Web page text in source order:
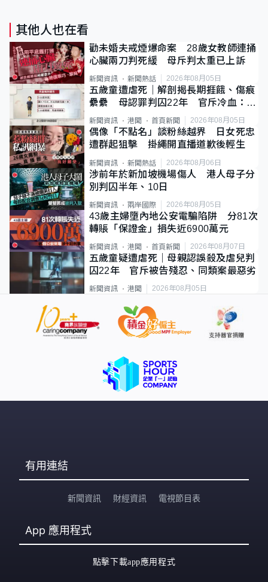
其他人也在看
勸未婚夫戒煙爆命案 28歲女教師連捅
心臟兩刀判死緩 母斥判太重已上訴
新聞資訊 新聞熱話 2026年08月05日
五歲童遭虐死｜解剖揭長期捱餓、傷痕
纍纍 母認罪判囚22年 官斥冷血：同
類案最惡劣
新聞資訊 港聞 首頁新聞 2026年08月05日
偶像「不點名」談粉絲越界 日女死忠
遭群起狙擊 掛繩開直播道歉後輕生
新聞資訊 新聞熱話 2026年08月06日
涉前年於新加坡機場傷人 港人母子分
別判囚半年、10日
新聞資訊 兩岸國際 2026年08月05日
43歲主婦墮內地公安電騙陷阱 分81次
轉賬「保證金」損失近6900萬元
新聞資訊 港聞 首頁新聞 2026年08月07日
五歲童疑遭虐死｜母親認誤殺及虐兒判
囚22年 官斥被告殘忍、同類案最惡劣
新聞資訊 港聞 2026年08月05日
有用連結
新聞資訊 財經資訊 電視節目表
App 應用程式
點擊下載app應用程式